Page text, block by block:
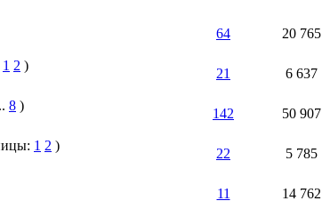
64 20 765
1 2 )
21 6 637
8 )
142 50 907
1 2 )
22 5 785
11 14 762